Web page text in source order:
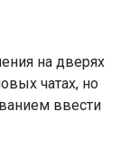
на дверях
чатах, но
ввести